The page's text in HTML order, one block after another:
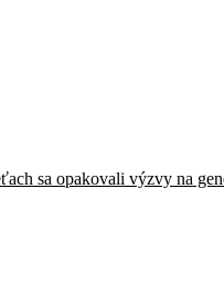
sa opakovali výzvy na